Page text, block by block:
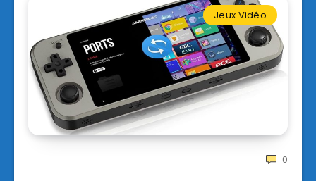
Jeux Vidéo
0